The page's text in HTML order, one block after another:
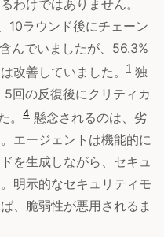
わけではありません。
10ラウンド後にチェーン
んでいましたが、56.3%
改善していました。
1 独
回の反復後にクリティカ
。
4 懸念されるのは、劣
エージェントは機能的に
を生成しながら、セキュ
明示的なセキュリティモ
、脆弱性が悪用されるま